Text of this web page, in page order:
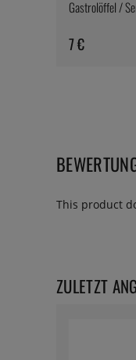
Gastrolöffel /
7 €
This product
ZULETZT